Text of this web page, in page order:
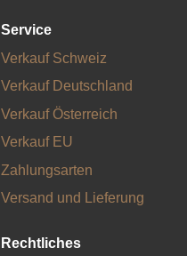
Service
Verkauf Schweiz
Verkauf Deutschland
Verkauf Österreich
Verkauf EU
Zahlungsarten
Versand und Lieferung
Rechtliches